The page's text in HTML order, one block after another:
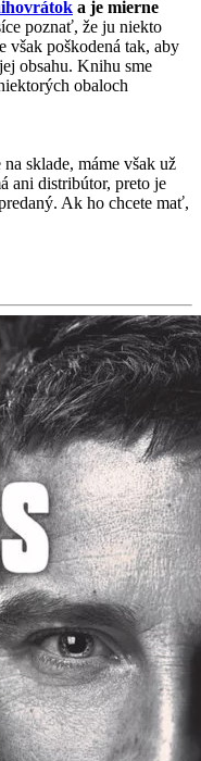
a je mierne
poznať, že ju niekto
však poškodená tak, aby
obsahu. Knihu sme
obaloch
sklade, máme však už
ani distribútor, preto je
Ak ho chcete mať,